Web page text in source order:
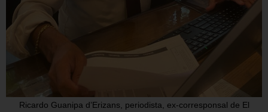
Ricardo Guanipa d’Erizans, periodista, ex-corresponsal de El